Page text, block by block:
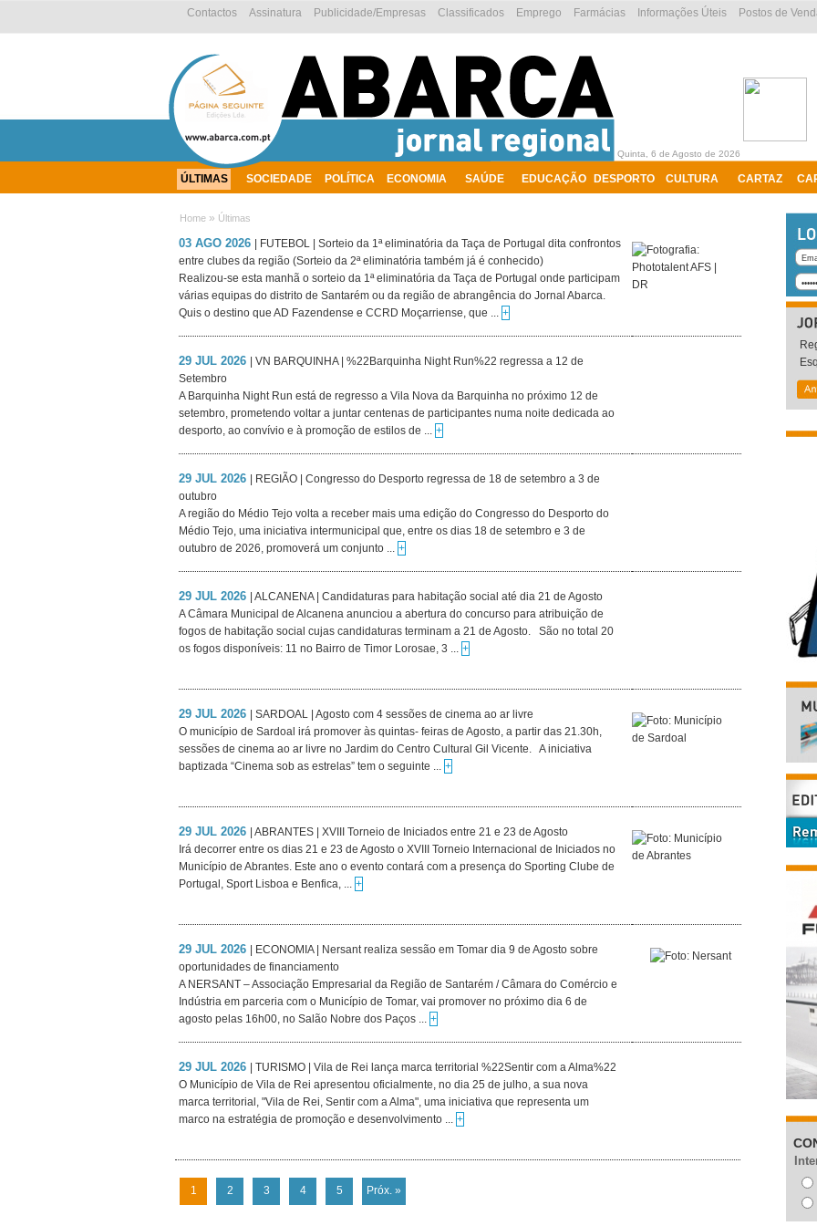
ÚLTIMAS SOCIEDADE POLÍTICA ECONOMIA SAÚDE EDUCAÇÃO DESPORTO CULTURA CARTAZ
Postos de
Informações Úteis
Farmácias
Emprego
Classificados
Publicidade/Empresas
Assinatura
Contactos
Quinta, 6 de Agosto de 2026
Home » Últimas
03 AGO 2026
| FUTEBOL | Sorteio da 1ª eliminatória da Taça de Portugal dita confrontos
entre clubes da região (Sorteio da 2ª eliminatória também já é conhecido)
Realizou-se esta manhã o sorteio da 1ª eliminatória da Taça de Portugal onde participam
várias equipas do distrito de Santarém ou da região de abrangência do Jornal Abarca.
Quis o destino que AD Fazendense e CCRD Moçarriense, que ... +
29 JUL 2026
| VN BARQUINHA | %22Barquinha Night Run%22 regressa a 12 de
Setembro
A Barquinha Night Run está de regresso a Vila Nova da Barquinha no próximo 12 de
setembro, prometendo voltar a juntar centenas de participantes numa noite dedicada ao
desporto, ao convívio e à promoção de estilos de ... +
29 JUL 2026
| REGIÃO | Congresso do Desporto regressa de 18 de setembro a 3 de
outubro
A região do Médio Tejo volta a receber mais uma edição do Congresso do Desporto do
Médio Tejo, uma iniciativa intermunicipal que, entre os dias 18 de setembro e 3 de
outubro de 2026, promoverá um conjunto ... +
29 JUL 2026
| ALCANENA | Candidaturas para habitação social até dia 21 de Agosto
A Câmara Municipal de Alcanena anunciou a abertura do concurso para atribuição de
fogos de habitação social cujas candidaturas terminam a 21 de Agosto. São no total 20
os fogos disponíveis: 11 no Bairro de Timor Lorosae, 3 ... +
29 JUL 2026
| SARDOAL | Agosto com 4 sessões de cinema ao ar livre
O município de Sardoal irá promover às quintas- feiras de Agosto, a partir das 21.30h,
sessões de cinema ao ar livre no Jardim do Centro Cultural Gil Vicente. A iniciativa
baptizada “Cinema sob as estrelas” tem o seguinte ... +
29 JUL 2026
| ABRANTES | XVIII Torneio de Iniciados entre 21 e 23 de Agosto
Irá decorrer entre os dias 21 e 23 de Agosto o XVIII Torneio Internacional de Iniciados no
Município de Abrantes. Este ano o evento contará com a presença do Sporting Clube de
Portugal, Sport Lisboa e Benfica, ... +
29 JUL 2026
| ECONOMIA | Nersant realiza sessão em Tomar dia 9 de Agosto sobre
oportunidades de financiamento
A NERSANT – Associação Empresarial da Região de Santarém / Câmara do Comércio e
Indústria em parceria com o Município de Tomar, vai promover no próximo dia 6 de
agosto pelas 16h00, no Salão Nobre dos Paços ... +
29 JUL 2026
| TURISMO | Vila de Rei lança marca territorial %22Sentir com a Alma%22
O Município de Vila de Rei apresentou oficialmente, no dia 25 de julho, a sua nova
marca territorial, "Vila de Rei, Sentir com a Alma", uma iniciativa que representa um
marco na estratégia de promoção e desenvolvimento ... +
1 2 3 4 5 Próx. »